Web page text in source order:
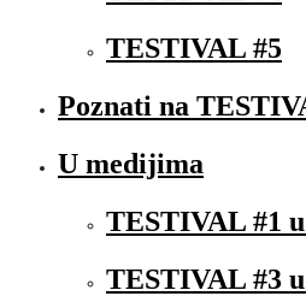
TESTIVAL #5
Poznati na
U medijima
TESTIVAL #1
TESTIVAL #3